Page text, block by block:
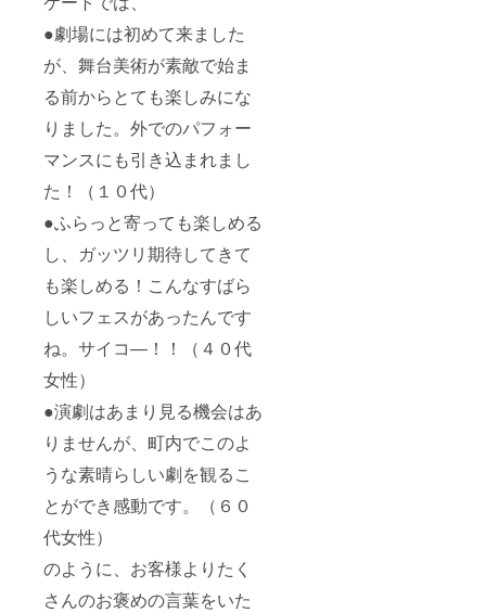
●劇場には初めて来ました
が、舞台美術が素敵で始ま
る前からとても楽しみにな
りました。外でのパフォー
マンスにも引き込まれまし
た！（１０代）
●ふらっと寄っても楽しめる
し、ガッツリ期待してきて
も楽しめる！こんなすばら
しいフェスがあったんです
ね。サイコ―！！（４０代
女性）
●演劇はあまり見る機会はあ
りませんが、町内でこのよ
うな素晴らしい劇を観るこ
とができ感動です。（６０
代女性）
のように、お客様よりたく
さんのお褒めの言葉をいた